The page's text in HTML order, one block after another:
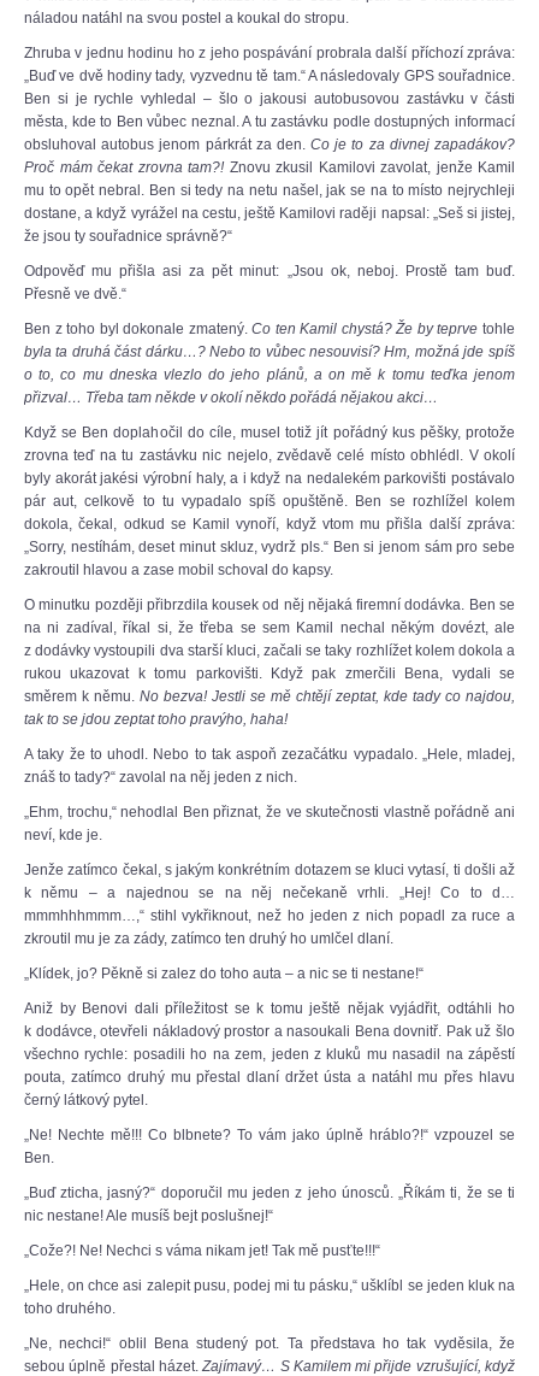
náladou natáhl na svou postel a koukal do stropu.
Zhruba v jednu hodinu ho z jeho pospávání probrala další příchozí zpráva:
„Buď ve dvě hodiny tady, vyzvednu tě tam.“ A následovaly GPS souřadnice.
Ben si je rychle vyhledal – šlo o jakousi autobusovou zastávku v části
města, kde to Ben vůbec neznal. A tu zastávku podle dostupných informací
obsluhoval autobus jenom párkrát za den.Co je to za divnej zapadákov?
Proč mám čekat zrovna tam?! Znovu zkusil Kamilovi zavolat, jenže Kamil
mu to opět nebral. Ben si tedy na netu našel, jak se na to místo nejrychleji
dostane, a když vyrážel na cestu, ještě Kamilovi raději napsal: „Seš si jistej,
že jsou ty souřadnice správně?“
Odpověď mu přišla asi za pět minut: „Jsou ok, neboj. Prostě tam buď.
Přesně ve dvě.“
Ben z toho byl dokonale zmatený.Co ten Kamil chystá? Že by teprvetohle
byla ta druhá část dárku…? Nebo to vůbec nesouvisí? Hm, možná jde spíš
o to, co mu dneska vlezlo do jeho plánů, a on mě k tomu teďka jenom
přizval… Třeba tam někde v okolí někdo pořádá nějakou akci…
Když se Ben doplahočil do cíle, musel totiž jít pořádný kus pěšky, protože
zrovna teď na tu zastávku nic nejelo, zvědavě celé místo obhlédl. V okolí
byly akorát jakési výrobní haly, a i když na nedalekém parkovišti postávalo
pár aut, celkově to tu vypadalo spíš opuštěně. Ben se rozhlížel kolem
dokola, čekal, odkud se Kamil vynoří, když vtom mu přišla další zpráva:
„Sorry, nestíhám, deset minut skluz, vydrž pls.“ Ben si jenom sám pro sebe
zakroutil hlavou a zase mobil schoval do kapsy.
O minutku později přibrzdila kousek od něj nějaká firemní dodávka. Ben se
na ni zadíval, říkal si, že třeba se sem Kamil nechal někým dovézt, ale
z dodávky vystoupili dva starší kluci, začali se taky rozhlížet kolem dokola a
rukou ukazovat k tomu parkovišti. Když pak zmerčili Bena, vydali se
směrem k němu. No bezva! Jestli se mě chtějí zeptat, kde tady co najdou,
tak to se jdou zeptat toho pravýho, haha!
A taky že to uhodl. Nebo to tak aspoň zezačátku vypadalo. „Hele, mladej,
znáš to tady?“ zavolal na něj jeden z nich.
„Ehm, trochu,“ nehodlal Ben přiznat, že ve skutečnosti vlastně pořádně ani
neví, kde je.
Jenže zatímco čekal, s jakým konkrétním dotazem se kluci vytasí, ti došli až
k němu – a najednou se na něj nečekaně vrhli. „Hej! Co to d…
mmmhhhmmm…,“ stihl vykřiknout, než ho jeden z nich popadl za ruce a
zkroutil mu je za zády, zatímco ten druhý ho umlčel dlaní.
„Klídek, jo? Pěkně si zalez do toho auta – a nic se ti nestane!“
Aniž by Benovi dali příležitost se k tomu ještě nějak vyjádřit, odtáhli ho
k dodávce, otevřeli nákladový prostor a nasoukali Bena dovnitř. Pak už šlo
všechno rychle: posadili ho na zem, jeden z kluků mu nasadil na zápěstí
pouta, zatímco druhý mu přestal dlaní držet ústa a natáhl mu přes hlavu
černý látkový pytel.
„Ne! Nechte mě!!! Co blbnete? To vám jako úplně hráblo?!“ vzpouzel se
Ben.
„Buď zticha, jasný?“ doporučil mu jeden z jeho únosců. „Říkám ti, že se ti
nic nestane! Ale musíš bejt poslušnej!“
„Cože?! Ne! Nechci s váma nikam jet! Tak mě pusťte!!!“
„Hele, on chce asi zalepit pusu, podej mi tu pásku,“ ušklíbl se jeden kluk na
toho druhého.
„Ne, nechci!“ oblil Bena studený pot. Ta představa ho tak vyděsila, že
sebou úplně přestal házet.Zajímavý… S Kamilem mi přijde vzrušující, když